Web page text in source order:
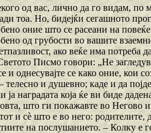
од вас, лично да го видам,
тоа. Но, бидејќи сегашното
оние што се расеани на
од грубости во вашите
ако веќе има
Писмо говори: „Не
однесувајте се како оние, кои
и душевно; каде и да
ја наградата која ќе ви биде
што ги покажавте во
и сѐ што е во него:
на послушанието. – Колку е